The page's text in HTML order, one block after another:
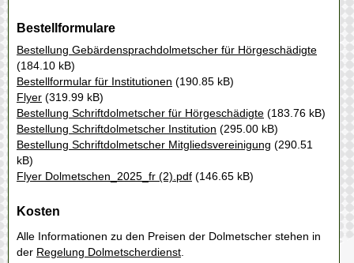
Bestellformulare
Bestellung Gebärdensprachdolmetscher für Hörgeschädigte
(184.10 kB)
Bestellformular für Institutionen (190.85 kB)
Flyer (319.99 kB)
Bestellung Schriftdolmetscher für Hörgeschädigte (183.76 kB)
Bestellung Schriftdolmetscher Institution (295.00 kB)
Bestellung Schriftdolmetscher Mitgliedsvereinigung (290.51
kB)
Flyer Dolmetschen_2025_fr (2).pdf (146.65 kB)
Kosten
Alle Informationen zu den Preisen der Dolmetscher stehen in
der Regelung Dolmetscherdienst